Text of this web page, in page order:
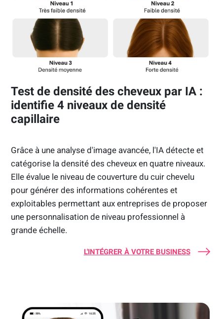
Test de densité des cheveux par IA :
identifie 4 niveaux de densité
capillaire
Grâce à une analyse d'image avancée, l'IA détecte et
catégorise la densité des cheveux en quatre niveaux.
Elle évalue le niveau de couverture du cuir chevelu
pour générer des informations cohérentes et
exploitables permettant aux entreprises de proposer
une personnalisation de niveau professionnel à
grande échelle.
L'INTÉGRER À VOTRE BUSINESS